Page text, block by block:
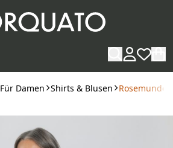
Für Damen Shirts & Blusen Rosemunde